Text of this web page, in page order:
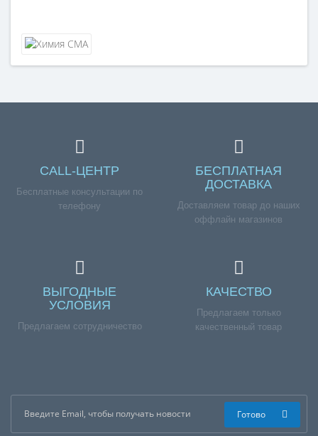
CALL-ЦЕНТР
Бесплатные консультации по
телефону
БЕСПЛАТНАЯ
ДОСТАВКА
Доставляем товар до наших
оффлайн магазинов
ВЫГОДНЫЕ
УСЛОВИЯ
Предлагаем сотрудничество
КАЧЕСТВО
Предлагаем только
качественный товар
Готово